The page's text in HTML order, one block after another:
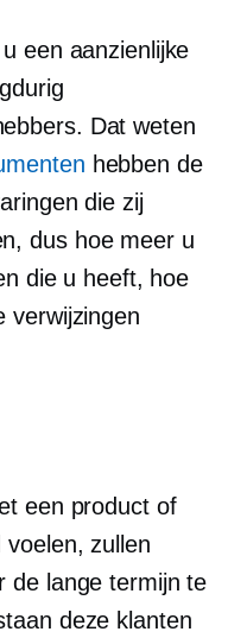
een aanzienlijke
Dat weten
hebben de
die zij
dus hoe meer u
die u heeft, hoe
verwijzingen
een product of
zullen
de lange termijn te
​​deze klanten